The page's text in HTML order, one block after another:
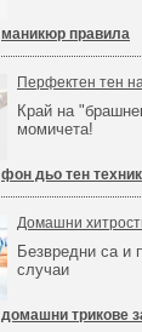
маникюр правила
Перфектен тен
Край на
момичета!
фон дьо тен
Домашни
Безвредни са и
случаи
домашни трикове